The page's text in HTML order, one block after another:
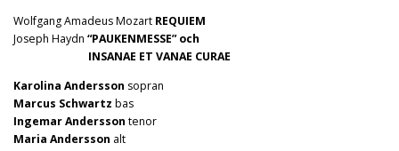
Wolfgang Amadeus Mozart REQUIEM
Joseph Haydn “PAUKENMESSE” och
INSANAE ET VANAE CURAE
Karolina Andersson sopran
Marcus Schwartz bas
Ingemar Andersson tenor
Maria Andersson alt